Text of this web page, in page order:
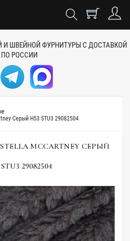
И ШВЕЙНОЙ ФУРНИТУРЫ С ДОСТАВКОЙ
ПО РОССИИ
Серый H53 STU3 29082504
MCCARTNEY СЕРЫЙ
29082504